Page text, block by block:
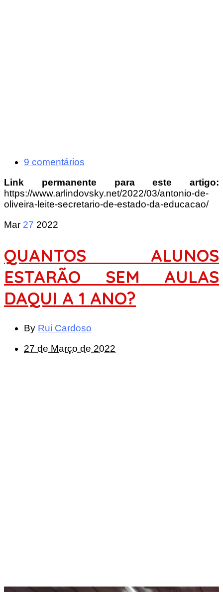
9 comentários
Link permanente para este artigo:
https://www.arlindovsky.net/2022/03/antonio-de-
oliveira-leite-secretario-de-estado-da-educacao/
Mar 27 2022
QUANTOS ALUNOS
ESTARÃO SEM AULAS
DAQUI A 1 ANO?
By Rui Cardoso
27 de Março de 2022